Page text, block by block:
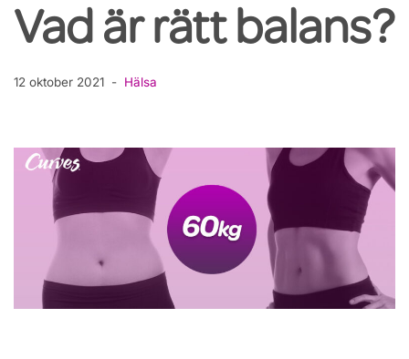
Vad är rätt balans?
12 oktober 2021 Hälsa